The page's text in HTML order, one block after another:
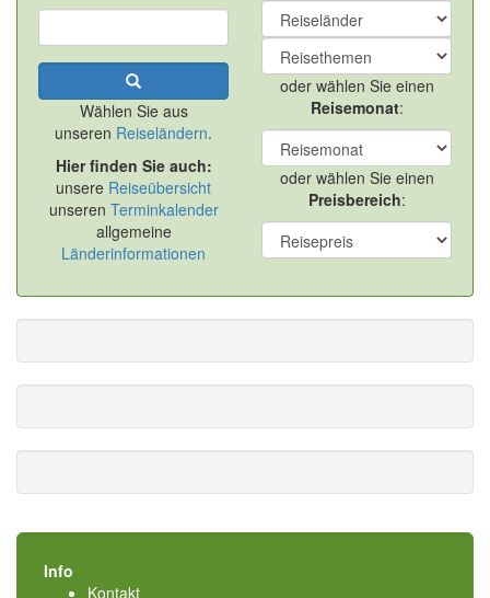
Wählen Sie aus
unseren Reiseländern.
Hier finden Sie auch:
unsere Reiseübersicht
unseren Terminkalender
allgemeine
Länderinformationen
oder wählen Sie einen
Reisemonat:
oder wählen Sie einen
Preisbereich:
Info
Kontakt